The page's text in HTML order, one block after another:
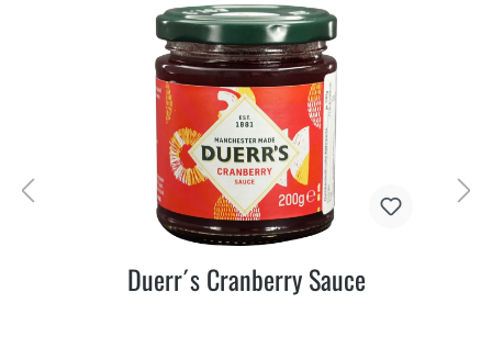
Duerr´s Cranberry Sauce